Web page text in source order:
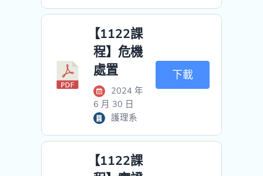
【1122課
程】危機
處置
2024 年
6 月 30 日
護理系
下載
【1122課